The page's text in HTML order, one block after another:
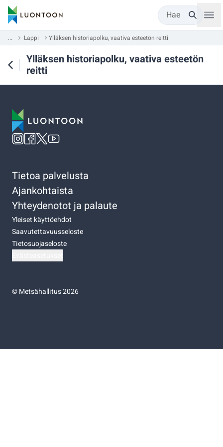
Hae
... Lappi Ylläksen historiapolku, vaativa esteetön reitti
Ylläksen historiapolku, vaativa esteetön
reitti
Tietoa palvelusta
Ajankohtaista
Yhteydenotot ja palaute
Yleiset käyttöehdot
Saavutettavuusseloste
Tietosuojaseloste
©Metsähallitus 2026